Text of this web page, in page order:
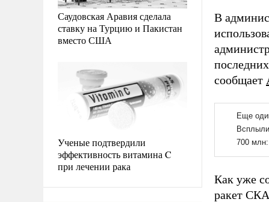
Саудовская Аравия сделала
ставку на Турцию и Пакистан
вместо США
Ученые подтвердили
эффективность витамина C
при лечении рака
В
сообщает
Как уже
ракет